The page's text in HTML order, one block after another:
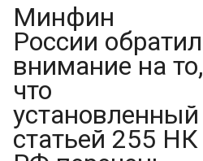
Минфин
России обратил
внимание на то,
что
установленный
статьей 255 НК